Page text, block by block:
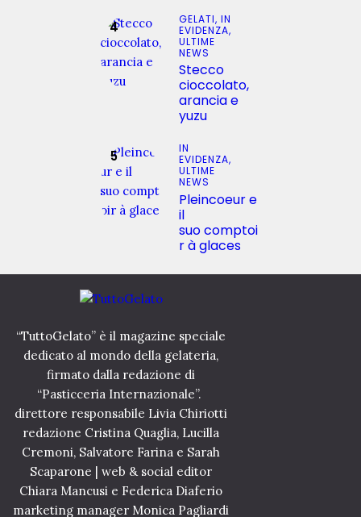
GELATI, IN
EVIDENZA,
ULTIME
NEWS
Stecco
cioccolato,
arancia e
yuzu
IN
EVIDENZA,
ULTIME
NEWS
Pleincoeur e
il
suo comptoi
r à glaces
“TuttoGelato” è il magazine speciale
dedicato al mondo della gelateria,
firmato dalla redazione di
“Pasticceria Internazionale”.
direttore responsabile Livia Chiriotti
redazione Cristina Quaglia, Lucilla
Cremoni, Salvatore Farina e Sarah
Scaparone | web & social editor
Chiara Mancusi e Federica Diaferio
marketing manager Monica Pagliardi